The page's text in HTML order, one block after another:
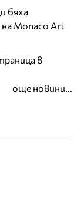
бяха
Monaco Art
в
още новини...